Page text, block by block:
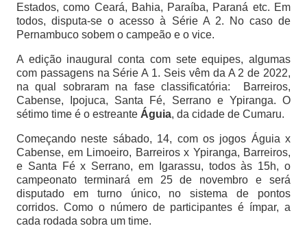
Estados, como Ceará, Bahia, Paraíba, Paraná etc. Em
todos, disputa-se o acesso à Série A 2. No caso de
Pernambuco sobem o campeão e o vice.
A edição inaugural conta com sete equipes, algumas
com passagens na Série A 1. Seis vêm da A 2 de 2022,
na qual sobraram na fase classificatória:
Barreiros,
Cabense, Ipojuca, Santa Fé, Serrano e Ypiranga. O
sétimo time é o estreante Águia, da cidade de Cumaru.
Começando neste sábado, 14, com os jogos Águia x
Cabense, em Limoeiro, Barreiros x Ypiranga, Barreiros,
e Santa Fé x Serrano, em Igarassu, todos às 15h, o
campeonato terminará em 25 de novembro e será
disputado em turno único, no sistema de pontos
corridos. Como o número de participantes é ímpar, a
cada rodada sobra um time.